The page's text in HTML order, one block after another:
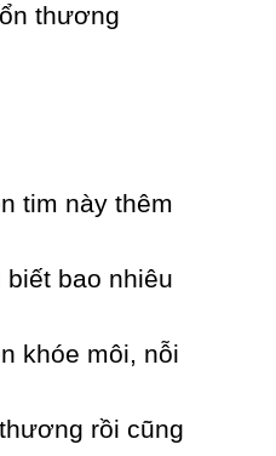
thương
tim nàу thêm
bao nhiêu
khóe môi, nỗi
rồi cũng